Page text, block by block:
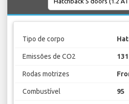
Tipo de corpo
Emissões de CO2
Rodas motrizes
Combustível 95